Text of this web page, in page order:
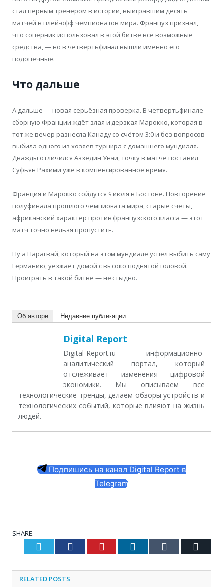
стал первым тренером в истории, выигравшим десять
матчей в плей-офф чемпионатов мира. Француз признал,
что соперник использовал в этой битве все возможные
средства, — но в четвертьфинал вышли именно его
подопечные.
Что дальше
А дальше — новая серьёзная проверка. В четвертьфинале
сборную Франции ждёт злая и дерзкая Марокко, которая в
тот же вечер разнесла Канаду со счётом 3:0 и без вопросов
выбила одного из хозяев турнира с домашнего мундиаля.
Дважды отличился Аззедин Унаи, точку в матче поставил
Суфьян Рахими уже в компенсированное время.
Франция и Марокко сойдутся 9 июля в Бостоне. Повторение
полуфинала прошлого чемпионата мира, старые счёты,
африканский характер против французского класса — этот
матч точно нельзя пропустить.
Ну а Парагвай, который на этом мундиале успел выбить саму
Германию, уезжает домой с высоко поднятой головой.
Проиграть в такой битве — не стыдно.
Об авторе Недавние публикации
Digital Report
Digital-Report.ru — информационно-
аналитический портал, который
отслеживает изменения цифровой
экономики. Мы описываем все
технологические тренды, делаем обзоры устройств и
технологических событий, которые влияют на жизнь
людей.
Подпишись на канал Digital Report в
Telegram
SHARE.
Twitter Facebook Pinterest LinkedIn Tumblr
RELATED POSTS